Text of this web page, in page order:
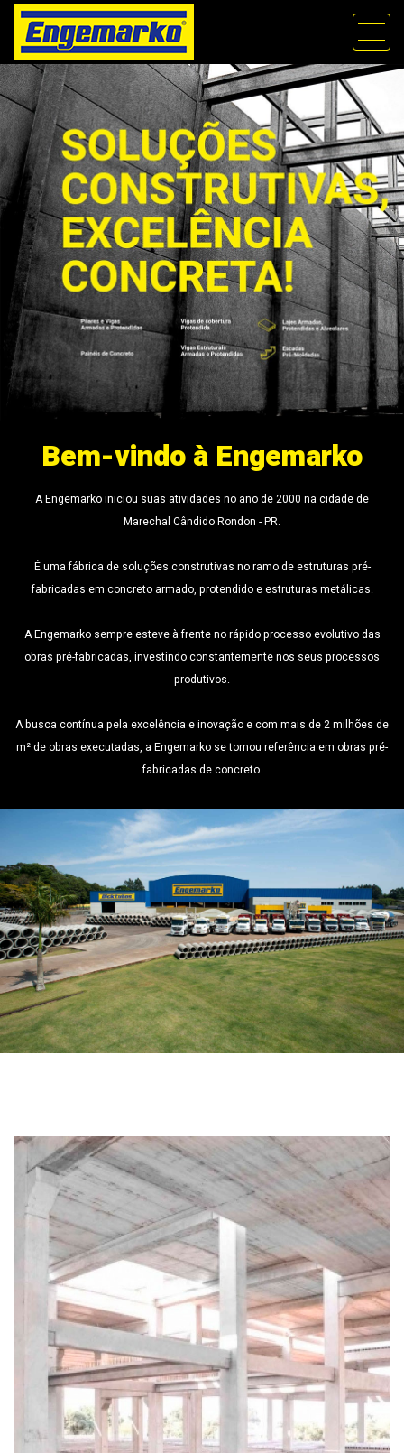
Bem-vindo à Engemarko
A Engemarko iniciou suas atividades no ano de 2000 na cidade de
Marechal Cândido Rondon - PR.
É uma fábrica de soluções construtivas no ramo de estruturas pré-
fabricadas em concreto armado, protendido e estruturas metálicas.
A Engemarko sempre esteve à frente no rápido processo evolutivo das
obras pré-fabricadas, investindo constantemente nos seus processos
produtivos.
A busca contínua pela excelência e inovação e com mais de 2 milhões de
m² de obras executadas, a Engemarko se tornou referência em obras pré-
fabricadas de concreto.